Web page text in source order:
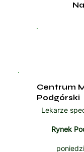
Centrum
Podgórski
Lekarze
Rynek